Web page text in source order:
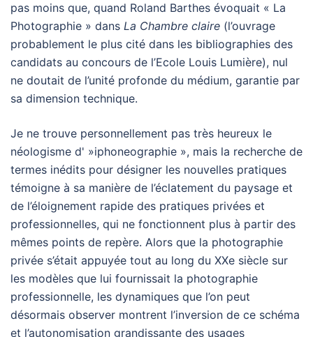
pas moins que, quand Roland Barthes évoquait « La
Photographie » dans La Chambre claire (l’ouvrage
probablement le plus cité dans les bibliographies des
candidats au concours de l’Ecole Louis Lumière), nul
ne doutait de l’unité profonde du médium, garantie par
sa dimension technique.
Je ne trouve personnellement pas très heureux le
néologisme d' »iphoneographie », mais la recherche de
termes inédits pour désigner les nouvelles pratiques
témoigne à sa manière de l’éclatement du paysage et
de l’éloignement rapide des pratiques privées et
professionnelles, qui ne fonctionnent plus à partir des
mêmes points de repère. Alors que la photographie
privée s’était appuyée tout au long du XXe siècle sur
les modèles que lui fournissait la photographie
professionnelle, les dynamiques que l’on peut
désormais observer montrent l’inversion de ce schéma
et l’autonomisation grandissante des usages